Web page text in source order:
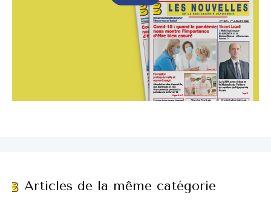
Articles de la même catégorie